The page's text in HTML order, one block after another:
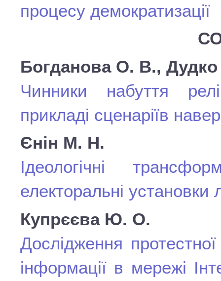
процесу демократизації
Богданова О. В.,
Чинники набуття
прикладі сценаріїв
Єнін М. Н.
Ідеологічні
електоральні установки
Купрєєва Ю. О.
Дослідження
інформації в мережі